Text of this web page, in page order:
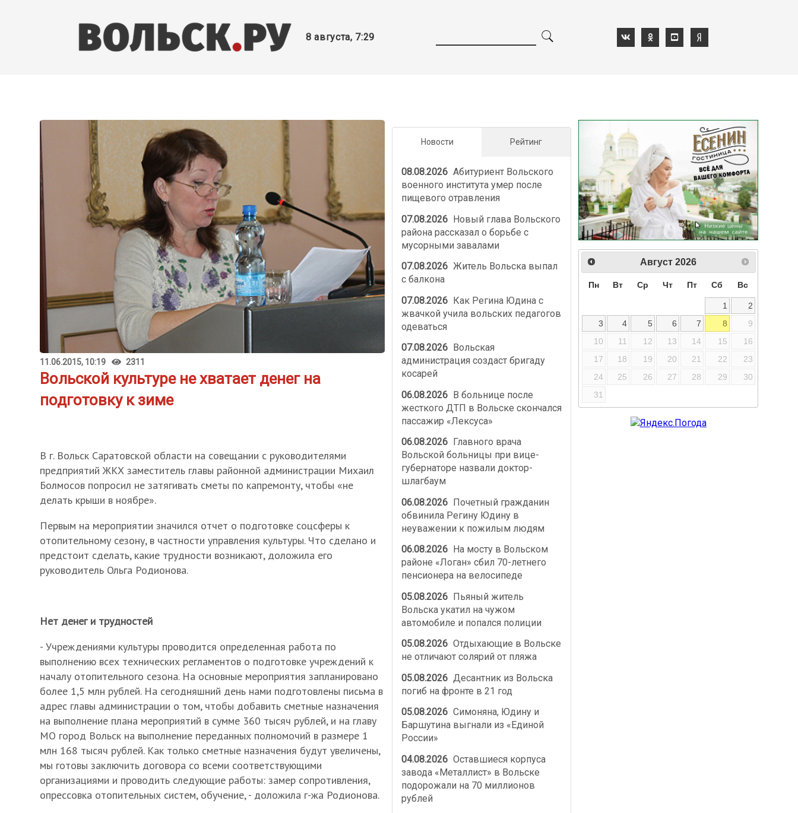
8 августа, 7:29
11.06.2015, 10:19 2311
Вольской культуре не хватает денег на
подготовку к зиме
В г. Вольск Саратовской области на совещании с руководителями
предприятий ЖКХ заместитель главы районной администрации Михаил
Болмосов попросил не затягивать сметы по капремонту, чтобы «не
делать крыши в ноябре».
Первым на мероприятии значился отчет о подготовке соцсферы к
отопительному сезону, в частности управления культуры. Что сделано и
предстоит сделать, какие трудности возникают, доложила его
руководитель Ольга Родионова.
Нет денег и трудностей
- Учреждениями культуры проводится определенная работа по
выполнению всех технических регламентов о подготовке учреждений к
началу отопительного сезона. На основные мероприятия запланировано
более 1,5 млн рублей. На сегодняшний день нами подготовлены письма в
адрес главы администрации о том, чтобы добавить сметные назначения
на выполнение плана мероприятий в сумме 360 тысяч рублей, и на главу
МО город Вольск на выполнение переданных полномочий в размере 1
млн 168 тысяч рублей. Как только сметные назначения будут увеличены,
мы готовы заключить договора со всеми соответствующими
организациями и проводить следующие работы: замер сопротивления,
опрессовка отопительных систем, обучение, - доложила г-жа Родионова.
Новости Рейтинг
08.08.2026 Абитуриент Вольского
военного института умер после
пищевого отравления
07.08.2026 Новый глава Вольского
района рассказал о борьбе с
мусорными завалами
07.08.2026 Житель Вольска выпал
с балкона
07.08.2026 Как Регина Юдина с
жвачкой учила вольских педагогов
одеваться
07.08.2026
Вольская
администрация создаст бригаду
косарей
06.08.2026 В больнице после
жесткого ДТП в Вольске скончался
пассажир «Лексуса»
06.08.2026
Главного врача
Вольской больницы при вице-
губернаторе назвали доктор-
шлагбаум
06.08.2026 Почетный гражданин
обвинила Регину Юдину в
неуважении к пожилым людям
06.08.2026
На мосту в Вольском
районе «Логан» сбил 70-летнего
пенсионера на велосипеде
05.08.2026 Пьяный житель
Вольска укатил на чужом
автомобиле и попался полиции
05.08.2026 Отдыхающие в Вольске
не отличают солярий от пляжа
05.08.2026 Десантник из Вольска
погиб на фронте в 21 год
05.08.2026 Симоняна, Юдину и
Баршутина выгнали из «Единой
России»
04.08.2026 Оставшиеся корпуса
завода «Металлист» в Вольске
подорожали на 70 миллионов
рублей
Август 2026
Пн Вт Ср Чт Пт Сб Вс
1
2
3
4 5 6 7 8
9
10
11 12 13 14 15
16
17
18 19 20 21 22
23
24
25 26 27 28 29
30
31